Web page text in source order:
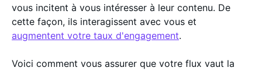
vous incitent à vous intéresser à leur contenu. De
cette façon, ils interagissent avec vous et
augmentent votre taux d'engagement.
Voici comment vous assurer que votre flux vaut la